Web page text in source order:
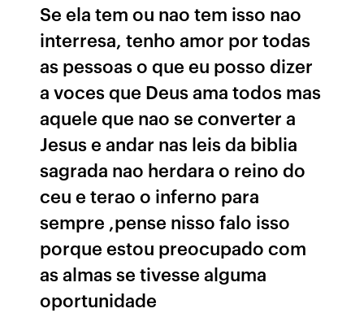
Se ela tem ou nao tem isso nao
interresa, tenho amor por todas
as pessoas o que eu posso dizer
a voces que Deus ama todos mas
aquele que nao se converter a
Jesus e andar nas leis da biblia
sagrada nao herdara o reino do
ceu e terao o inferno para
sempre ,pense nisso falo isso
porque estou preocupado com
as almas se tivesse alguma
oportunidade